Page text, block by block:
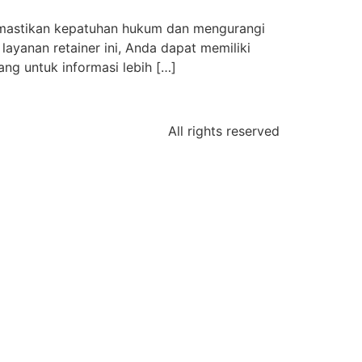
kepatuhan hukum dan mengurangi
retainer ini, Anda dapat memiliki
untuk informasi lebih […]
All rights reserved